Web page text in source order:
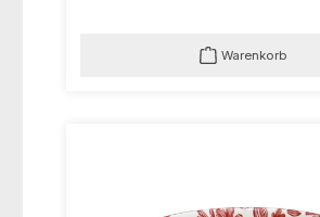
Warenkorb